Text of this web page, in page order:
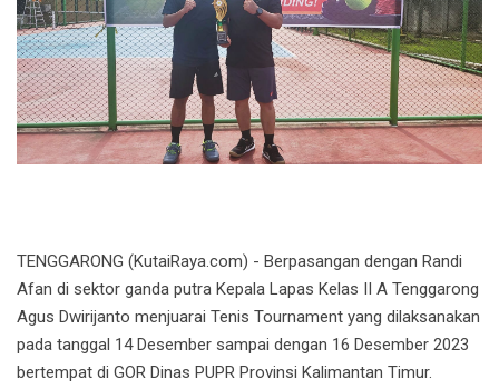
TENGGARONG (KutaiRaya.com) - Berpasangan dengan Randi
Afan di sektor ganda putra Kepala Lapas Kelas II A Tenggarong
Agus Dwirijanto menjuarai Tenis Tournament yang dilaksanakan
pada tanggal 14 Desember sampai dengan 16 Desember 2023
bertempat di GOR Dinas PUPR Provinsi Kalimantan Timur.